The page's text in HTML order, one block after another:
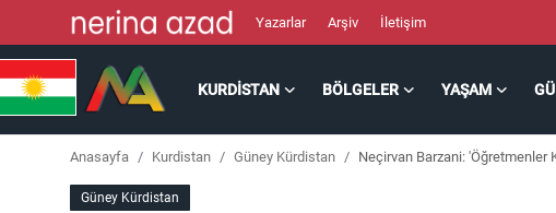
Yazarlar Arşiv İletişim
KURDISTAN BÖLGELER YAŞAM
Anasayfa Kurdistan Güney Kürdistan Neçirvan Barzani: 'Öğretmenler
Güney Kürdistan